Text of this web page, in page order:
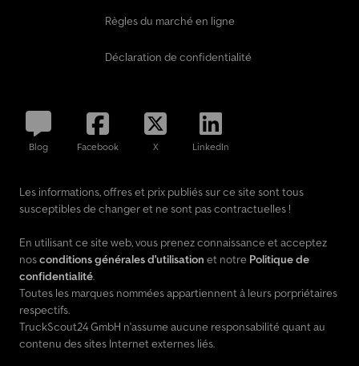
Règles du marché en ligne
Déclaration de confidentialité
Blog Facebook X LinkedIn
Les informations, offres et prix publiés sur ce site sont tous
susceptibles de changer et ne sont pas contractuelles !
En utilisant ce site web, vous prenez connaissance et acceptez
nosconditions générales d'utilisation et notre Politique de
confidentialité.
Toutes les marques nommées appartiennent à leurs porpriétaires
respectifs.
TruckScout24 GmbH n'assume aucune responsabilité quant au
contenu des sites Internet externes liés.